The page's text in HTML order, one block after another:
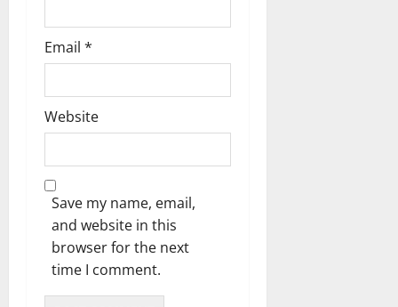
Email *
Website
Save my name, email,
and website in this
browser for the next
time I comment.